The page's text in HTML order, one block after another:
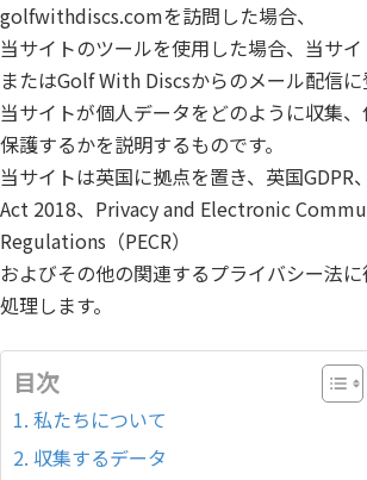
golfwithdiscs.comを訪問した場合、
当サイトのツールを使用した場合、当サイ
またはGolf With Discsからのメール配信に
当サイトが個人データをどのように収集、
保護するかを説明するものです。
当サイトは英国に拠点を置き、英国
Act 2018、Privacy and Electronic
Regulations（PECR）
およびその他の関連するプライバシー法
処理します。
目次
1. 私たちについて
2. 収集するデータ